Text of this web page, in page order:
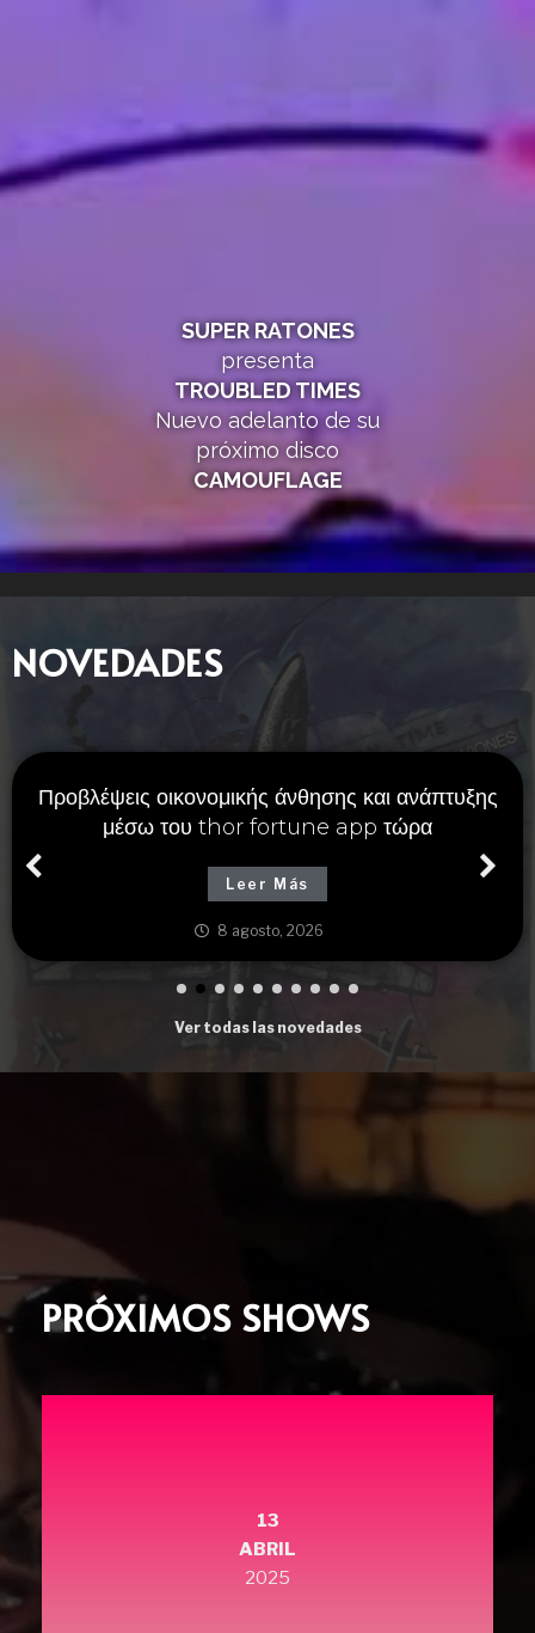
SUPER RATONES
presenta
TROUBLED TIMES
Nuevo adelanto de su
próximo disco
CAMOUFLAGE
NOVEDADES
Προβλέψεις οικονομικής άνθησης και ανάπτυξης
μέσω του thor fortune app τώρα
Leer Más
8 agosto, 2026
Ver todas las novedades
PRÓXIMOS SHOWS
13
ABRIL
2025